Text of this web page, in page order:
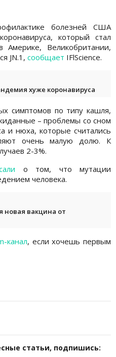
болезней США
который стал
Америке, Великобритании,
JN.1, сообщает IFlScience.
хуже коронавируса
симптомов по типу кашля,
– проблемы со сном
и нюха, которые считались
очень малую долю. К
2-3%.
о том, что мутации
человека.
новая вакцина от
канал, если хочешь первым
статьи, подпишись: